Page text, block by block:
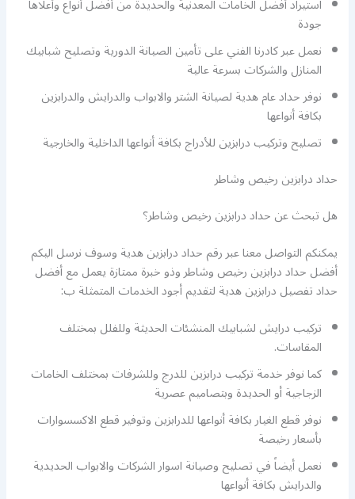
استيراد أفضل الخامات المعدنية والحديدة من أفضل أنواع وأعلاها
جودة
نعمل عبر كادرنا الفني على تأمين الصيانة الدورية وتصليح شبابيك
المنازل والشركات بسرعة عالية
نوفر حداد عام هدية لصيانة الشتر والابواب والدرايش والدرابزين
بكافة أنواعها
تصليح وتركيب درابزين للأدراج بكافة أنواعها الداخلية والخارجية
حداد درابزين رخيص وشاطر
هل تبحث عن حداد درابزين رخيص وشاطر؟
يمكنكم التواصل معنا عبر رقم حداد درابزين هدية وسوف نرسل اليكم
أفضل حداد درابزين رخيص وشاطر وذو خبرة ممتازة يعمل مع أفضل
حداد تفصيل درابزين هدية لتقديم أجود الخدمات المتمثلة ب:
تركيب درايش لشبابيك المنشئات الحديثة وللفلل بمختلف
المقاسات.
كما نوفر خدمة تركيب درابزين للدرج وللشرفات بمختلف الخامات
الزجاجية أو الحديدة وبتصاميم عصرية
نوفر قطع الغيار بكافة أنواعها للدرابزين وتوفير قطع الاكسسوارات
بأسعار رخيصة
نعمل أيضاً في تصليح وصيانة اسوار الشركات والابواب الحديدية
والدرايش بكافة أنواعها